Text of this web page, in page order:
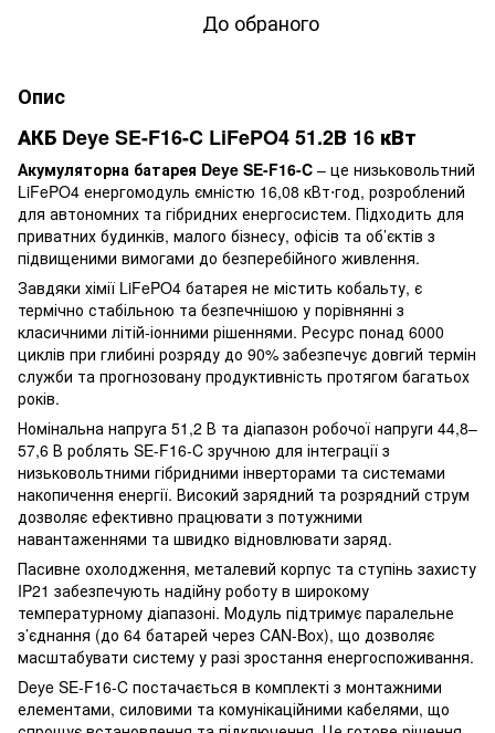
До обраного
Опис
АКБ Deye SE-F16-C LiFePO4 51.2В 16 кВт
Акумуляторна батарея Deye SE-F16-C – це низьковольтний
LiFePO4 енергомодуль ємністю 16,08 кВт⋅год, розроблений
для автономних та гібридних енергосистем. Підходить для
приватних будинків, малого бізнесу, офісів та об’єктів з
підвищеними вимогами до безперебійного живлення.
Завдяки хімії LiFePO4 батарея не містить кобальту, є
термічно стабільною та безпечнішою у порівнянні з
класичними літій-іонними рішеннями. Ресурс понад 6000
циклів при глибині розряду до 90% забезпечує довгий термін
служби та прогнозовану продуктивність протягом багатьох
років.
Номінальна напруга 51,2 В та діапазон робочої напруги 44,8–
57,6 В роблять SE-F16-C зручною для інтеграції з
низьковольтними гібридними інверторами та системами
накопичення енергії. Високий зарядний та розрядний струм
дозволяє ефективно працювати з потужними
навантаженнями та швидко відновлювати заряд.
Пасивне охолодження, металевий корпус та ступінь захисту
IP21 забезпечують надійну роботу в широкому
температурному діапазоні. Модуль підтримує паралельне
з’єднання (до 64 батарей через CAN-Box), що дозволяє
масштабувати систему у разі зростання енергоспоживання.
Deye SE-F16-C постачається в комплекті з монтажними
елементами, силовими та комунікаційними кабелями, що